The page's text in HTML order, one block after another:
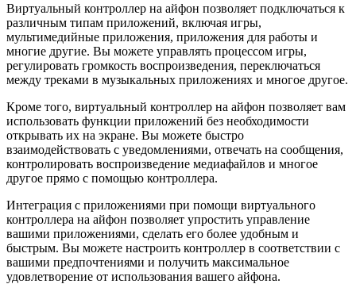
Виртуальный контроллер на айфон позволяет подключаться к
различным типам приложений, включая игры,
мультимедийные приложения, приложения для работы и
многие другие. Вы можете управлять процессом игры,
регулировать громкость воспроизведения, переключаться
между треками в музыкальных приложениях и многое другое.
Кроме того, виртуальный контроллер на айфон позволяет вам
использовать функции приложений без необходимости
открывать их на экране. Вы можете быстро
взаимодействовать с уведомлениями, отвечать на сообщения,
контролировать воспроизведение медиафайлов и многое
другое прямо с помощью контроллера.
Интеграция с приложениями при помощи виртуального
контроллера на айфон позволяет упростить управление
вашими приложениями, сделать его более удобным и
быстрым. Вы можете настроить контроллер в соответствии с
вашими предпочтениями и получить максимальное
удовлетворение от использования вашего айфона.